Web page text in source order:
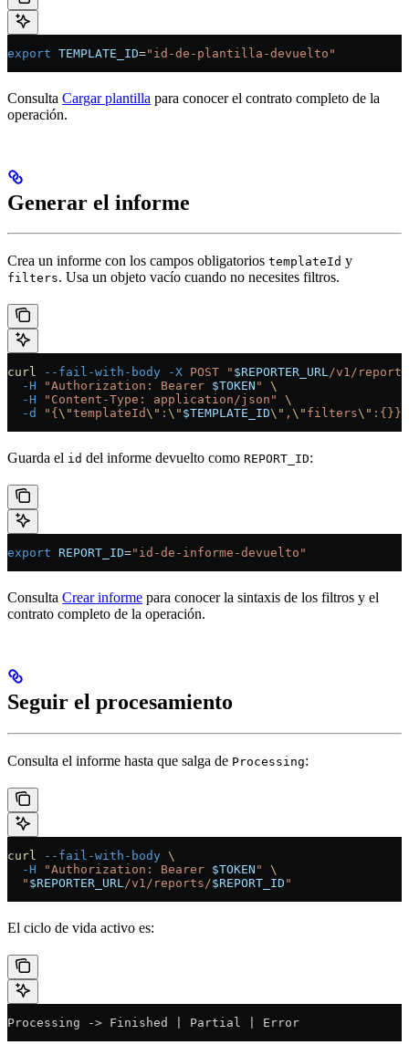
export TEMPLATE_ID="id-de-plantilla-devuelto"
Consulta Cargar plantilla para conocer el contrato completo de la
operación.
Generar el informe
Crea un informe con los campos obligatorios templateId y
filters. Usa un objeto vacío cuando no necesites filtros.
curl --fail-with-body -X POST " $REPORTER_URL/v1/
  -H
"Authorization: Bearer $TOKEN "
\
  -H
"Content-Type: application/json"
\
  -d
"{ \"templateId\" : \" $TEMPLATE_ID\" , \" filters\" :{}}"
Guarda el id del informe devuelto como REPORT_ID:
export REPORT_ID="id-de-informe-devuelto"
Consulta Crear informe para conocer la sintaxis de los filtros y el
contrato completo de la operación.
Seguir el procesamiento
Consulta el informe hasta que salga de Processing:
curl --fail-with-body \
  -H
"Authorization: Bearer $TOKEN "
\
  "
$REPORTER_URL/v1/reports/$REPORT_ID "
El ciclo de vida activo es:
Processing -> Finished | Partial | Error